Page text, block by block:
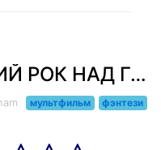
БЭТМЕН: КАРАЮЩИЙ РОК НАД ГОТЭМОМ (2023)
мультфильм
фэнтези